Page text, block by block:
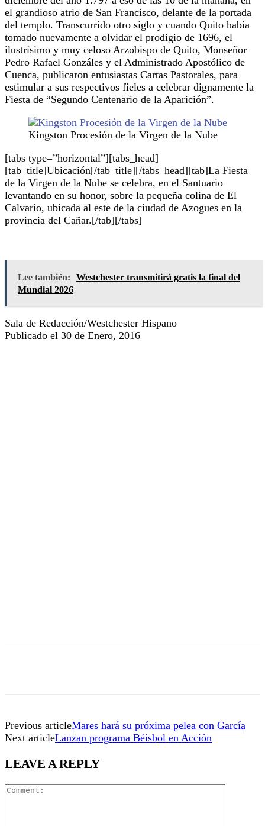
el grandioso atrio de San Francisco, delante de la portada
del templo. Transcurrido otro siglo y cuando Quito había
tomado nuevamente a olvidar el prodigio de 1696, el
ilustrísimo y muy celoso Arzobispo de Quito, Monseñor
Pedro Rafael Gonzáles y el Administrado Apostólico de
Cuenca, publicaron entusiastas Cartas Pastorales, para
estimular a sus respectivos fieles a celebrar dignamente la
Fiesta de “Segundo Centenario de la Aparición”.
Kingston Procesión de la Virgen de la Nube
[tabs type=”horizontal”][tabs_head]
[tab_title]Ubicación[/tab_title][/tabs_head][tab]La Fiesta
de la Virgen de la Nube se celebra, en el Santuario
levantando en su honor, sobre la pequeña colina de El
Calvario, ubicada al este de la ciudad de Azogues en la
provincia del Cañar.[/tab][/tabs]
Lee también:
Westchester transmitirá gratis la final del
Mundial 2026
Sala de Redacción/Westchester Hispano
Publicado el 30 de Enero, 2016
Previous articleMares hará su próxima pelea con García
Next articleLanzan programa Béisbol en Acción
LEAVE A REPLY